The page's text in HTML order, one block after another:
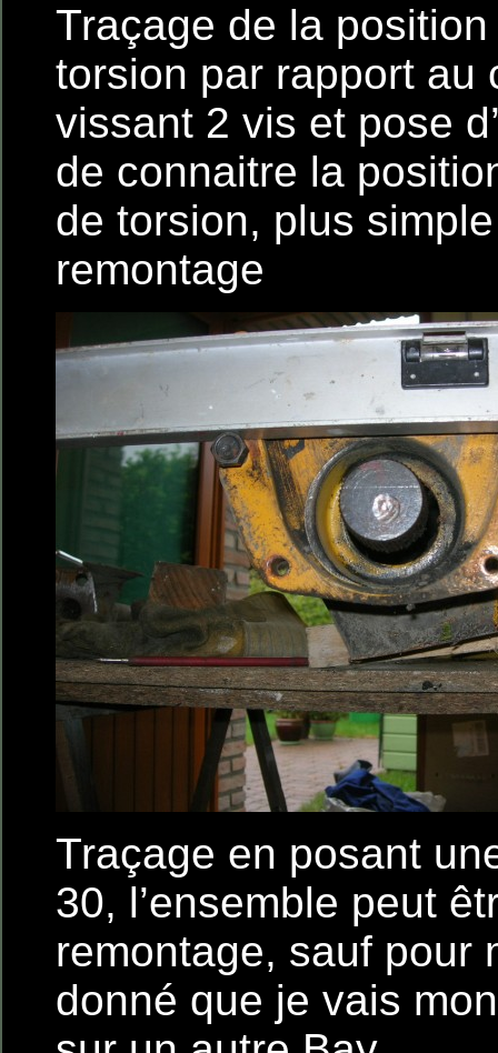
Traçage de la
torsion par rapport au
vissant 2 vis et pose
de connaitre la
de torsion, plus
remontage
Traçage en posant
30, l’ensemble peut
remontage, sauf pour
donné que je vais